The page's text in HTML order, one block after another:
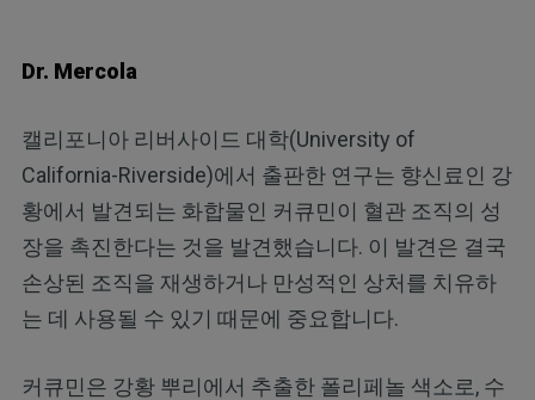
Dr. Mercola
캘리포니아 리버사이드 대학(University of
California-Riverside)에서 출판한 연구는 향신료인 강
황에서 발견되는 화합물인 커큐민이 혈관 조직의 성
장을 촉진한다는 것을 발견했습니다. 이 발견은 결국
손상된 조직을 재생하거나 만성적인 상처를 치유하
는 데 사용될 수 있기 때문에 중요합니다.
커큐민은 강황 뿌리에서 추출한 폴리페놀 색소로, 수